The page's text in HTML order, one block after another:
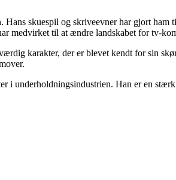
skuespil og skriveevner har gjort
medvirket til at ændre landskabet for tv-
karakter, der er blevet kendt for sin
i underholdningsindustrien. Han er en